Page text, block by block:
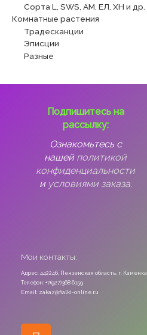
Сорта L, SWS, АМ, ЕЛ, ХН и др.
Комнатные растения
Традесканции
Эписции
Разные
Подпишитесь на
рассылку:
Ознакомьтесь с
нашей политикой
конфиденциальности
и условиями заказа.
Мои контакты:
Адрес: 442246, Пензенская область, г. Каменка
Телефон: +7(927)368 6159
Email: zakaz@fialki-online.ru
Odnoklassniki
Vk
Instagram
Viber
Whatsapp